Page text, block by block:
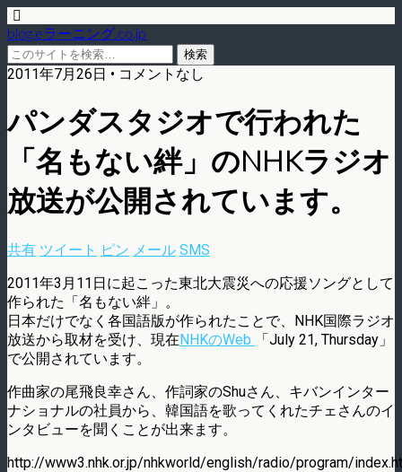
blog.eラーニング.co.jp
2011年7月26日 • コメントなし
パンダスタジオで行われた
「名もない絆」のNHKラジオ
放送が公開されています。
共有 ツイート ピン メール SMS
2011年3月11日に起こった東北大震災への応援ソングとして
作られた「名もない絆」。
日本だけでなく各国語版が作られたことで、NHK国際ラジオ
放送から取材を受け、現在NHKのWeb
「July 21, Thursday」
で公開されています。
作曲家の尾飛良幸さん、作詞家のShuさん、キバンインター
ナショナルの社員から、韓国語を歌ってくれたチェさんのイ
ンタビューを聞くことが出来ます。
http://www3.nhk.or.jp/nhkworld/english/radio/program/